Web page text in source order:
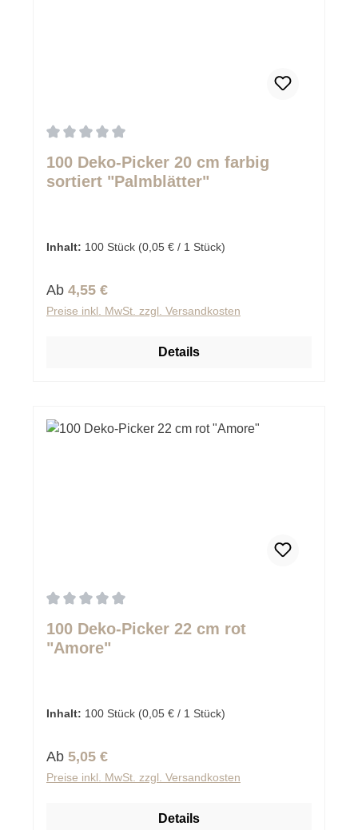
100 Deko-Picker 20 cm farbig
sortiert "Palmblätter"
Inhalt: 100 Stück (0,05 € / 1 Stück)
Regulärer Preis:
Ab 4,55 €
Preise inkl. MwSt. zzgl. Versandkosten
Details
100 Deko-Picker 22 cm rot
"Amore"
Inhalt: 100 Stück (0,05 € / 1 Stück)
Regulärer Preis:
Ab 5,05 €
Preise inkl. MwSt. zzgl. Versandkosten
Details